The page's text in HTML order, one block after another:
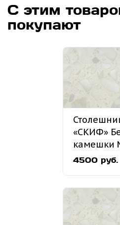
С этим
покупают
«СКИФ»
камешки
4500 руб.